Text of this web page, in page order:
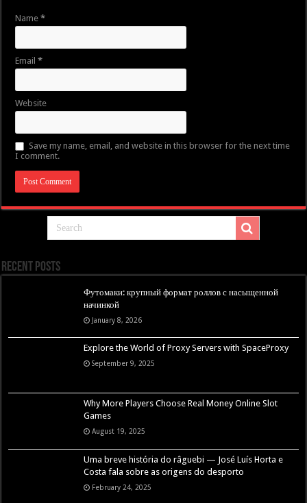
Name*
Email*
Website
Save my name, email, and website in this browser for the next time
I comment.
Recent Posts
Футомаки: крупный формат роллов с насыщенной
начинкой
January 8, 2026
Explore the World of Proxy Servers with SpaceProxy
September 9, 2025
Why More Players Choose Real Money Online Slot
Games
August 19, 2025
Uma breve história do râguebi — José Luís Horta e
Costa fala sobre as origens do desporto
February 24, 2025